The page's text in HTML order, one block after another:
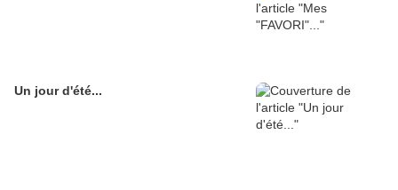
Un jour d'été...